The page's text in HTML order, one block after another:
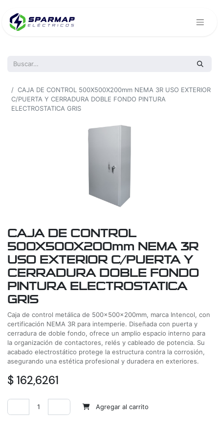
CAJA DE CONTROL 500X500X200mm NEMA 3R USO EXTERIOR
C/PUERTA Y CERRADURA DOBLE FONDO PINTURA
ELECTROSTATICA GRIS
CAJA DE CONTROL
500X500X200mm NEMA 3R
USO EXTERIOR C/PUERTA Y
CERRADURA DOBLE FONDO
PINTURA ELECTROSTATICA
GRIS
Caja de control metálica de 500x500x200mm, marca Intencol, con
certificación NEMA 3R para intemperie. Diseñada con puerta y
cerradura de doble fondo, ofrece un amplio espacio interno para
la organización de contactores, relés y cableado de potencia. Su
acabado electrostático protege la estructura contra la corrosión,
asegurando una estética profesional y duradera en exteriores.
$ 162,6261
Agregar al carrito